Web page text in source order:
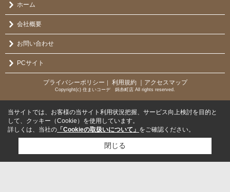
ホーム
会社概要
お問い合わせ
PCサイト
プライバシーポリシー ｜ 利用規約 ｜アクセスマップ
Copyright(c) 住まいコーデ 錦糸町店 All rights reserved.
当サイトでは、お客様の当サイト利用状況把握、サービス向上検討を目的と
して、クッキー（Cookie）を使用しています。
詳しくは、当社の 「Cookieの取扱いについて」 をご確認ください。
閉じる